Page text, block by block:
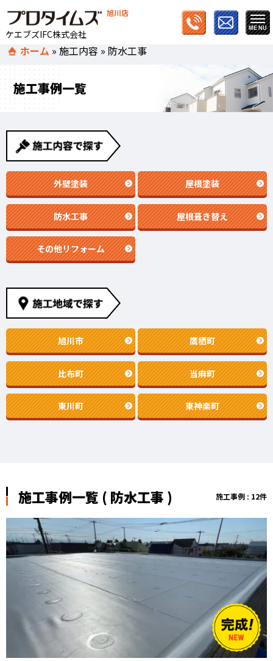
旭川店
ケエブズIFC株式会社
ホーム »施工内容 » 防水工事
施工事例一覧
外壁塗装 屋根塗装
防水工事 屋根葺き替え
その他リフォーム
旭川市 鷹栖町
比布町 当麻町
東川町 東神楽町
施工事例一覧 ( 防水工事 ) 施工事例 : 12件